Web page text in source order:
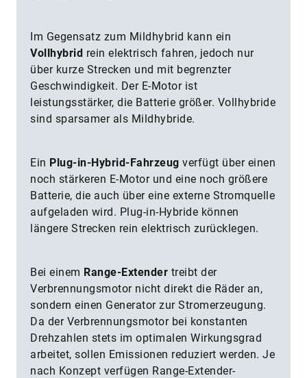
Im Gegensatz zum Mildhybrid kann ein
Vollhybrid rein elektrisch fahren, jedoch nur
über kurze Strecken und mit begrenzter
Geschwindigkeit. Der E-Motor ist
leistungsstärker, die Batterie größer. Vollhybride
sind sparsamer als Mildhybride.
Ein Plug-in-Hybrid-Fahrzeug verfügt über einen
noch stärkeren E-Motor und eine noch größere
Batterie, die auch über eine externe Stromquelle
aufgeladen wird. Plug-in-Hybride können
längere Strecken rein elektrisch zurücklegen.
Bei einem Range-Extender treibt der
Verbrennungsmotor nicht direkt die Räder an,
sondern einen Generator zur Stromerzeugung.
Da der Verbrennungsmotor bei konstanten
Drehzahlen stets im optimalen Wirkungsgrad
arbeitet, sollen Emissionen reduziert werden. Je
nach Konzept verfügen Range-Extender-